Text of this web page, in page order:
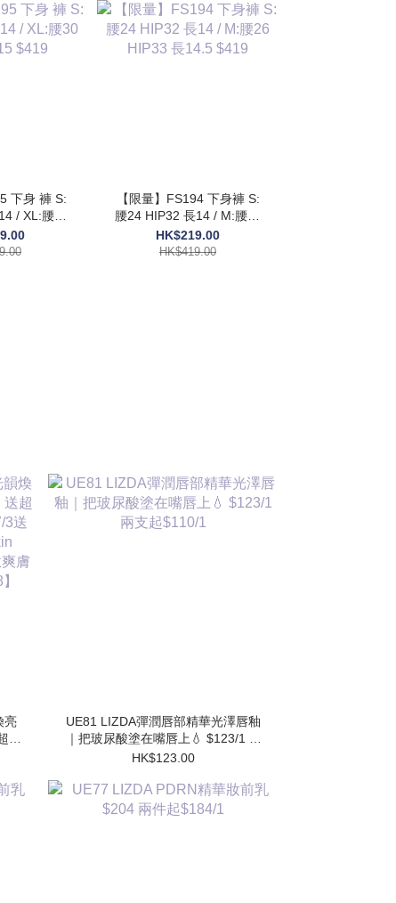
下身 褲 S:
30
$419
【限量】FS194 下身褲 S:
腰24 HIP32 長14 / M:腰26
HIP33 長14.5 $419
HK$219.00
HK$419.00
亮
UE81 LIZDA彈潤唇部精華光澤唇釉
｜把玻尿酸塗在嘴唇上💧 $123/1 兩
支起$110/1
HK$123.00